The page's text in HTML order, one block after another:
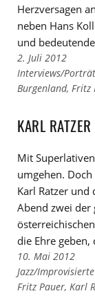
Herzversagen
neben Hans
und
2. Juli 2012
Links
zu
Kategorien
Interviews/
Links
den
Tags
Burgenland, Fritz
KARL
Mit
umgehen.
Karl Ratzer und
Abend zwei der
die Ehre
10. Mai 2012
Links
zu
Jazz/
Links
Fritz Pauer, Karl